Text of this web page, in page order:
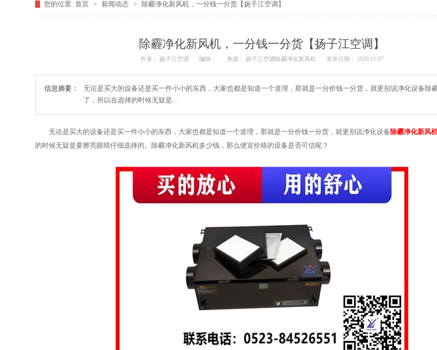
您的位置: 首页 > 新闻动态 > 除霾净化新风机，一分钱一分货【扬子江空调】
除霾净化新风机，一分钱一分货【扬子江空调】
作者： 扬子江空调 编辑： 来源： 扬子江空调除霾净化新风机 发布日期： 2020.11.07
信息摘要：
无论是买大的设备还是买一件小小的东西，大家也都是知道一个道理，那就是一分价钱一分货，就更别说净化设备除
了，所以在选择的时候无疑是…
无论是买大的设备还是买一件小小的东西，大家也都是知道一个道理，那就是一分价钱一分货，就更别说净化设备 除霾净化新风
的时候无疑是要擦亮眼睛仔细选择的。除霾净化新风机多少钱，那么便宜价格的设备是否可信呢？